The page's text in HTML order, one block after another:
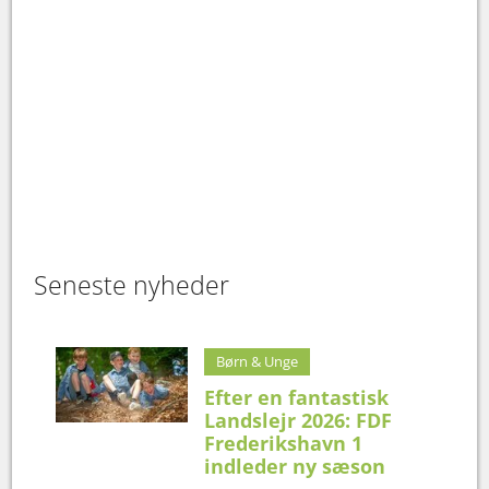
Seneste nyheder
Børn & Unge
Efter en fantastisk
Landslejr 2026: FDF
Frederikshavn 1
indleder ny sæson